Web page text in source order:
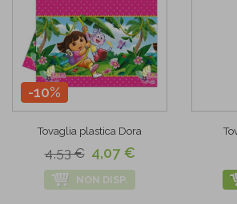
-10%
Tovaglia plastica Dora
4,53 € 4,07 €
NON DISP.